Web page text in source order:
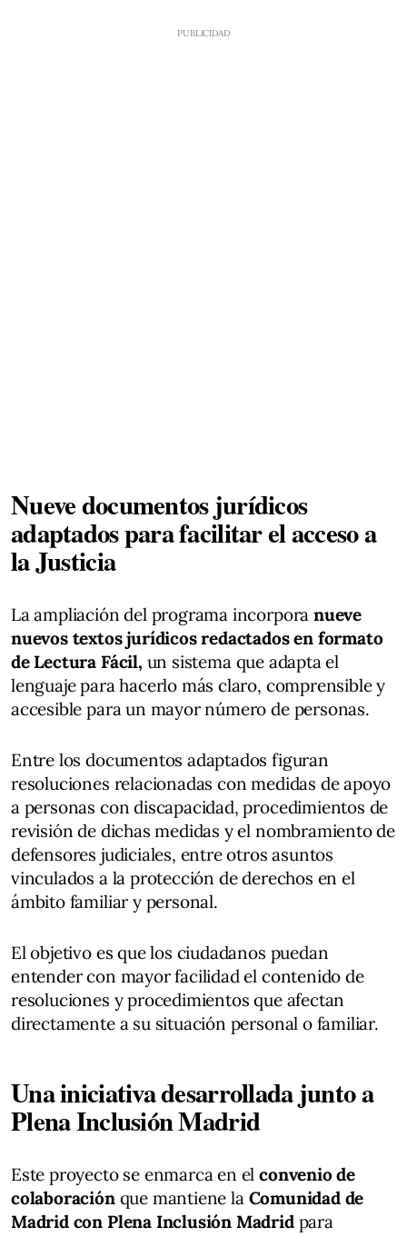
Nueve documentos jurídicos
adaptados para facilitar el acceso a
la Justicia
La ampliación del programa incorpora nueve
nuevos textos jurídicos redactados en formato
de Lectura Fácil, un sistema que adapta el
lenguaje para hacerlo más claro, comprensible y
accesible para un mayor número de personas.
Entre los documentos adaptados figuran
resoluciones relacionadas con medidas de apoyo
a personas con discapacidad, procedimientos de
revisión de dichas medidas y el nombramiento de
defensores judiciales, entre otros asuntos
vinculados a la protección de derechos en el
ámbito familiar y personal.
El objetivo es que los ciudadanos puedan
entender con mayor facilidad el contenido de
resoluciones y procedimientos que afectan
directamente a su situación personal o familiar.
Una iniciativa desarrollada junto a
Plena Inclusión Madrid
Este proyecto se enmarca en elconvenio de
colaboraciónque mantiene la Comunidad de
Madrid con Plena Inclusión Madridpara